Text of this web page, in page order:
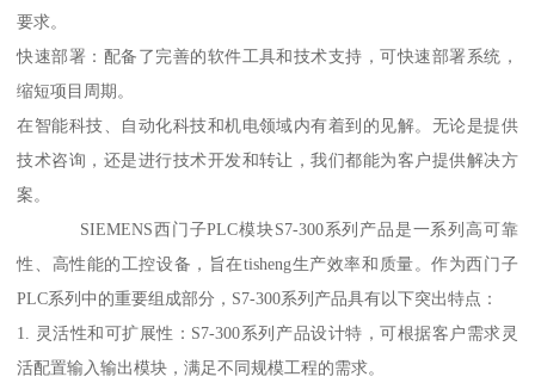
要求。
快速部署：配备了完善的软件工具和技术支持，可快速部署系统，
缩短项目周期。
在智能科技、自动化科技和机电领域内有着到的见解。无论是提供
技术咨询，还是进行技术开发和转让，我们都能为客户提供解决方
案。
SIEMENS西门子PLC模块S7-300系列产品是一系列高可靠
性、高性能的工控设备，旨在tisheng生产效率和质量。作为西门子
PLC系列中的重要组成部分，S7-300系列产品具有以下突出特点：
1. 灵活性和可扩展性：S7-300系列产品设计特，可根据客户需求灵
活配置输入输出模块，满足不同规模工程的需求。